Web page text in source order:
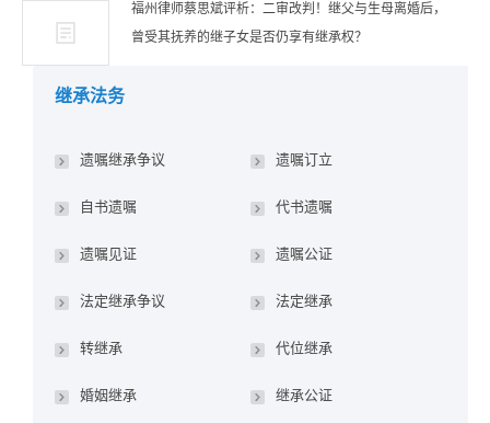
福州律师蔡思斌评析：二审改判！继父与生母离婚后，
曾受其抚养的继子女是否仍享有继承权？
继承法务
遗嘱继承争议 遗嘱订立
自书遗嘱 代书遗嘱
遗嘱见证 遗嘱公证
法定继承争议 法定继承
转继承 代位继承
婚姻继承 继承公证